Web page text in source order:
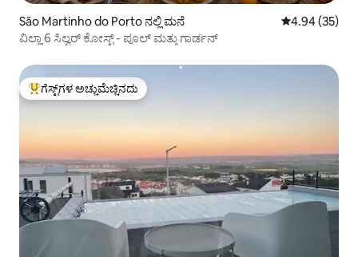
São Martinho do Porto ನಲ್ಲಿ ಮನೆ 5 ರಲ್ಲಿ 4.94
4.94 (35)
ವಿಲ್ಲಾ 6 ಸಿಲ್ವರ್ ಕೋಸ್ಟ್ - ಪೂಲ್ ಮತ್ತು ಗಾರ್ಡನ್
ಗೆಸ್ಟ್‌ಗಳಿಗೆ ಅತಿ ಹೆಚ್ಚು ಅಚ್ಚುಮೆಚ್ಚಿನದು
ಗೆಸ್ಟ್‌ಗಳ ಅಚ್ಚುಮೆಚ್ಚಿನದು